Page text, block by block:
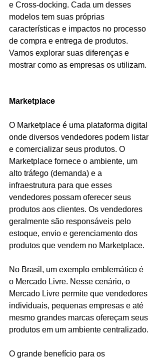
e Cross-docking. Cada um desses
modelos tem suas próprias
características e impactos no processo
de compra e entrega de produtos.
Vamos explorar suas diferenças e
mostrar como as empresas os utilizam.
Marketplace
O Marketplace é uma plataforma digital
onde diversos vendedores podem listar
e comercializar seus produtos. O
Marketplace fornece o ambiente, um
alto tráfego (demanda) e a
infraestrutura para que esses
vendedores possam oferecer seus
produtos aos clientes. Os vendedores
geralmente são responsáveis pelo
estoque, envio e gerenciamento dos
produtos que vendem no Marketplace.
No Brasil, um exemplo emblemático é
o Mercado Livre. Nesse cenário, o
Mercado Livre permite que vendedores
individuais, pequenas empresas e até
mesmo grandes marcas ofereçam seus
produtos em um ambiente centralizado.
O grande benefício para os